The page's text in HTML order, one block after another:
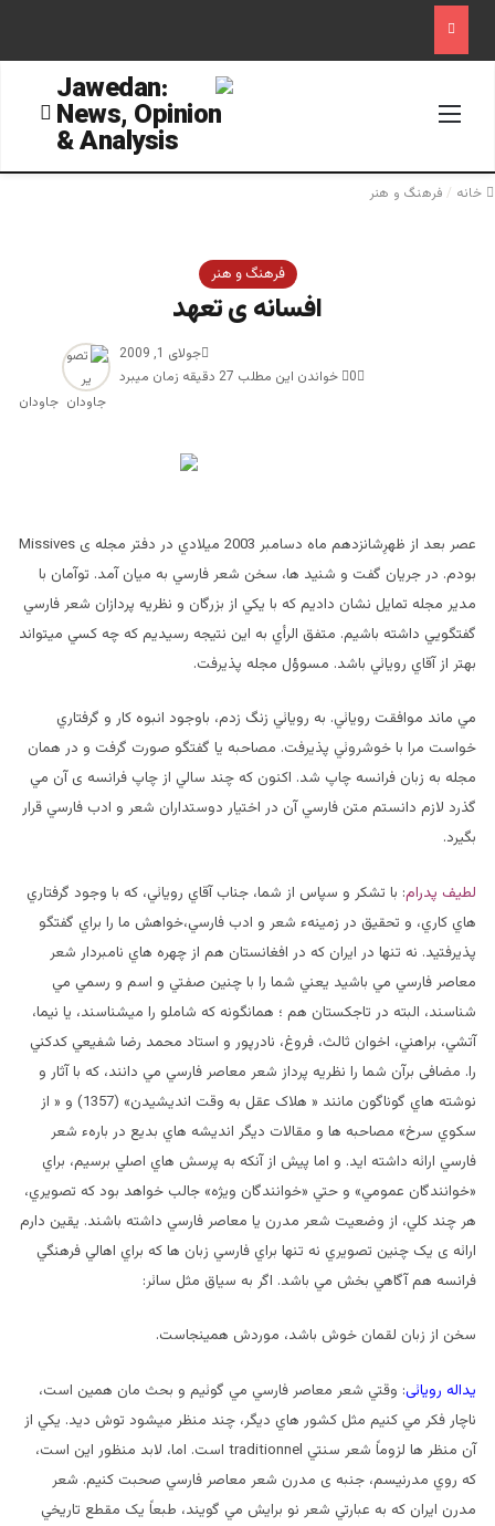
خانه / فرهنگ و هنر
فرهنگ و هنر
افسانه ی تعهد
جاودان
جولای 1, 2009
0
خواندن این مطلب 27 دقیقه زمان میبرد
عصر بعد از ظهرِشانزدهم ماه دسامبر 2003 ميلادي در دفتر مجله ی Missives
بودم. در جريان گفت و شنيد ها، سخن شعر فارسي به ميان آمد. توآمان با
مدير مجله تمايل نشان داديم که با يکي از بزرگان و نظريه پردازان شعر فارسي
گفتگويي داشته باشيم. متفق الرأي به اين نتيجه رسيديم که چه کسي ميتواند
بهتر از آقاي رويائي باشد. مسوؤل مجله پذيرفت.
مي ماند موافقت رويائي. به رويائي زنگ زدم، باوجود انبوه کار و گرفتاري
خواست مرا با خوشروئي پذيرفت. مصاحبه يا گفتگو صورت گرفت و در همان
مجله به زبان فرانسه چاپ شد. اکنون که چند سالي از چاپ فرانسه ی آن مي
گذرد لازم دانستم متن فارسي آن در اختيار دوستداران شعر و ادب فارسي قرار
بگیرد.
لطیف پدرام: با تشکر و سپاس از شما، جناب آقاي رويائي، که با وجود گرفتاري
هاي کاري، و تحقيق در زمينهء شعر و ادب فارسي،خواهش ما را براي گفتگو
پذيرفتید. نه تنها در ايران که در افغانستان هم از چهره هاي نامبردار شعر
معاصر فارسي مي باشيد يعني شما را با چنين صفتي و اسم و رسمي مي
شناسند، البته در تاجکستان هم ؛ همانگونه که شاملو را ميشناسند، يا نيما،
آتشي، براهني، اخوان ثالث، فروغ، نادرپور و استاد محمد رضا شفيعي کدکني
را. مضافی برآن شما را نظريه پرداز شعر معاصر فارسي مي دانند، که با آثار و
نوشته هاي گوناگون مانند « هلاک عقل به وقت انديشيدن» (1357) و « از
سکوي سرخ» مصاحبه ها و مقالات ديگر انديشه هاي بديع در بارهء شعر
فارسي ارائه داشته ايد. و اما پيش از آنکه به پرسش هاي اصلي برسيم، براي
«خوانندگان عمومي» و حتي «خوانندگان ويژه» جالب خواهد بود که تصويري،
هر چند کلي، از وضعيت شعر مدرن يا معاصر فارسي داشته باشند. يقين دارم
ارائه ی يک چنين تصويري نه تنها براي فارسي زبان ها که براي اهالي فرهنگي
فرانسه هم آگاهي بخش مي باشد. اگر به سياق مثل سائر:
سخن از زبان لقمان خوش باشد، موردش همينجاست.
یداله رویائی: وقتي شعر معاصر فارسي مي گوئيم و بحث مان همين است،
ناچار فکر مي کنيم مثل کشور هاي ديگر، چند منظر ميشود توش ديد. يکي از
آن منظر ها لزوماً شعر سنتي traditionnel است. اما، لابد منظور اين است،
که روي مدرنيسم، جنبه ی مدرن شعر معاصر فارسي صحبت کنيم. شعر
مدرن ايران که به عبارتي شعر نو برايش مي گويند، طبعاً يک مقطع تاريخي